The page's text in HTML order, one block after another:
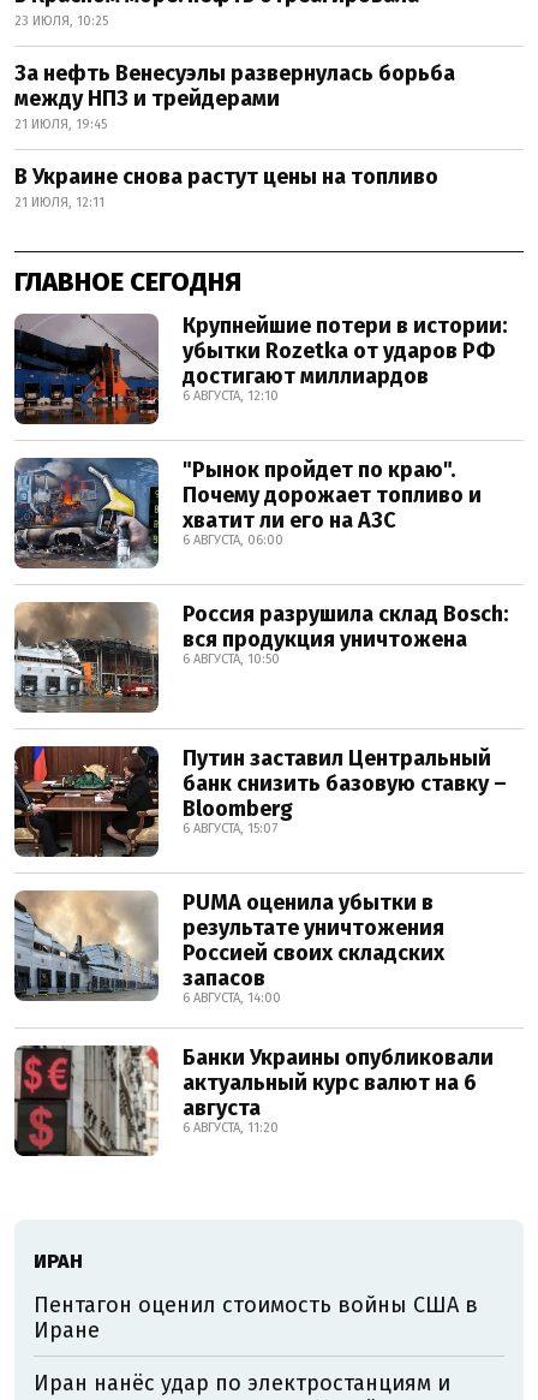
23 ИЮЛЯ, 10:25
За нефть Венесуэлы развернулась борьба
между НПЗ и трейдерами
21 ИЮЛЯ, 19:45
В Украине снова растут цены на топливо
21 ИЮЛЯ, 12:11
ГЛАВНОЕ СЕГОДНЯ
Крупнейшие потери в истории:
убытки Rozetka от ударов РФ
достигают миллиардов
6 АВГУСТА, 12:10
"Рынок пройдет по краю".
Почему дорожает топливо и
хватит ли его на АЗС
6 АВГУСТА, 06:00
Россия разрушила склад Bosch:
вся продукция уничтожена
6 АВГУСТА, 10:50
Путин заставил Центральный
банк снизить базовую ставку –
Bloomberg
6 АВГУСТА, 15:07
PUMA оценила убытки в
результате уничтожения
Россией своих складских
запасов
6 АВГУСТА, 14:00
Банки Украины опубликовали
актуальный курс валют на 6
августа
6 АВГУСТА, 11:20
ИРАН
Пентагон оценил стоимость войны США в
Иране
Иран нанёс удар по электростанциям и